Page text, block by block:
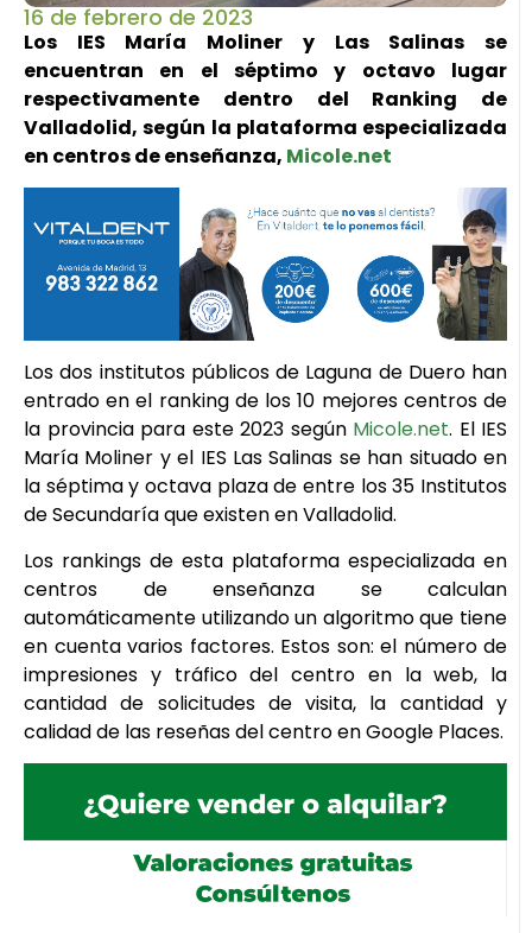
16 de febrero de 2023
Los IES María Moliner y Las Salinas se
encuentran en el séptimo y octavo lugar
respectivamente dentro del Ranking de
Valladolid, según la plataforma especializada
en centros de enseñanza, Micole.net
Los dos institutos públicos de Laguna de Duero han
entrado en el ranking de los 10 mejores centros de
la provincia para este 2023 según Micole.net. El IES
María Moliner y el IES Las Salinas se han situado en
la séptima y octava plaza de entre los 35 Institutos
de Secundaría que existen en Valladolid.
Los rankings de esta plataforma especializada en
centros de enseñanza se calculan
automáticamente utilizando un algoritmo que tiene
en cuenta varios factores. Estos son: el número de
impresiones y tráfico del centro en la web, la
cantidad de solicitudes de visita, la cantidad y
calidad de las reseñas del centro en Google Places.